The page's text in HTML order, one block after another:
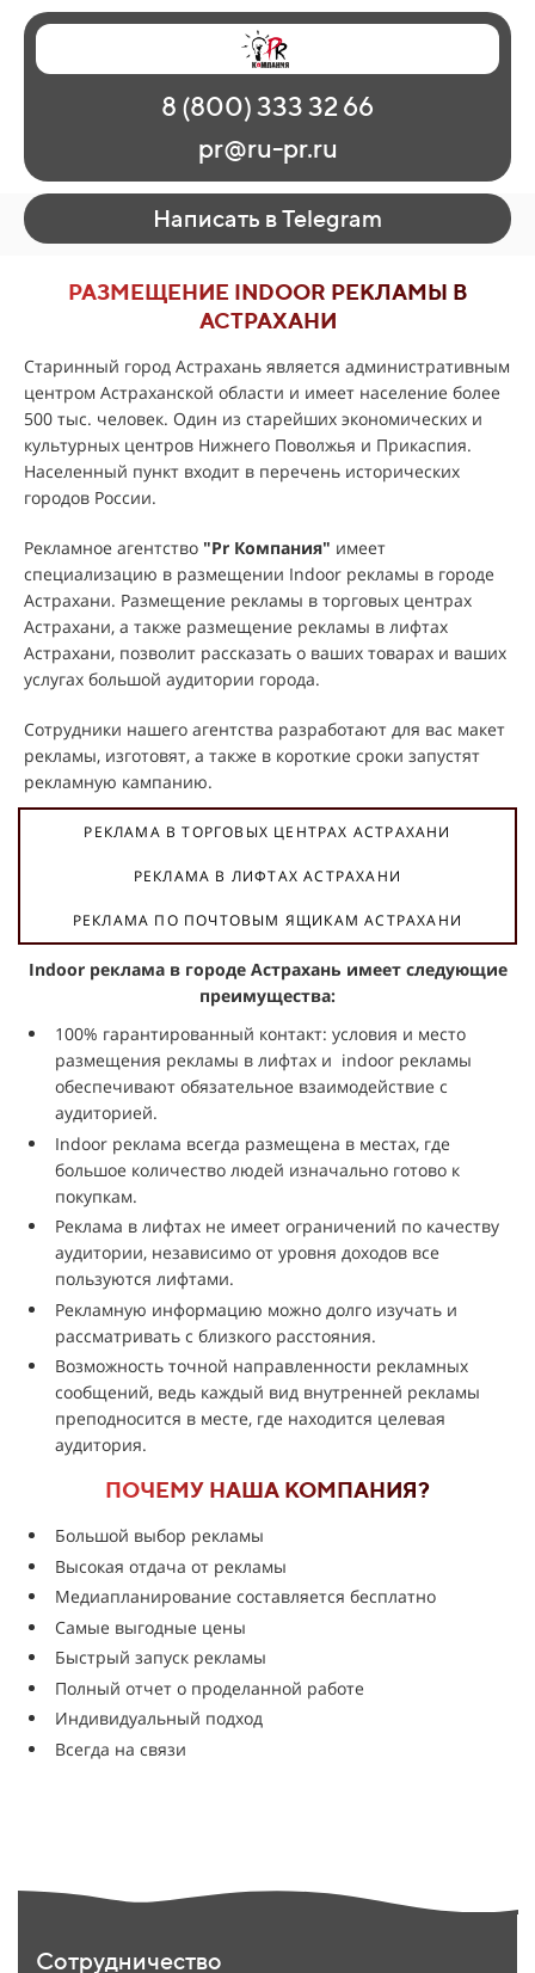
Главная
Наши работы
О рекламе
Регионы
Контакты
8 (800) 333 32 66
pr@ru-pr.ru
Написать в Telegram
РАЗМЕЩЕНИЕ INDOOR РЕКЛАМЫ В
АСТРАХАНИ
Старинный город Астрахань является административным
центром Астраханской области и имеет население более
500 тыс. человек. Один из старейших экономических и
культурных центров Нижнего Поволжья и Прикаспия.
Населенный пункт входит в перечень исторических
городов России.
Рекламное агентство "Pr Компания" имеет
специализацию в размещении Indoor рекламы в городе
Астрахани. Размещение рекламы в торговых центрах
Астрахани, а также размещение рекламы в лифтах
Астрахани, позволит рассказать о ваших товарах и ваших
услугах большой аудитории города.
Сотрудники нашего агентства разработают для вас макет
рекламы, изготовят, а также в короткие сроки запустят
рекламную кампанию.
РЕКЛАМА В ТОРГОВЫХ ЦЕНТРАХ АСТРАХАНИ
РЕКЛАМА В ЛИФТАХ АСТРАХАНИ
РЕКЛАМА ПО ПОЧТОВЫМ ЯЩИКАМ АСТРАХАНИ
Indoor реклама в городе Астрахань имеет следующие
преимущества:
100% гарантированный контакт: условия и место
размещения рекламы в лифтах и indoor рекламы
обеспечивают обязательное взаимодействие с
аудиторией.
Indoor реклама всегда размещена в местах, где
большое количество людей изначально готово к
покупкам.
Реклама в лифтах не имеет ограничений по качеству
аудитории, независимо от уровня доходов все
пользуются лифтами.
Рекламную информацию можно долго изучать и
рассматривать с близкого расстояния.
Возможность точной направленности рекламных
сообщений, ведь каждый вид внутренней рекламы
преподносится в месте, где находится целевая
аудитория.
ПОЧЕМУ НАША КОМПАНИЯ?
Большой выбор рекламы
Высокая отдача от рекламы
Медиапланирование составляется бесплатно
Самые выгодные цены
Быстрый запуск рекламы
Полный отчет о проделанной работе
Индивидуальный подход
Всегда на связи
Сотрудничество